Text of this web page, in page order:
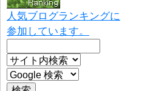
人気ブログランキングに
参加しています。